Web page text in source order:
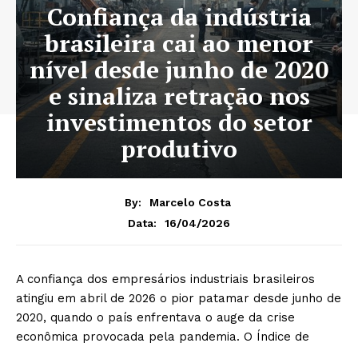
Confiança da indústria
brasileira cai ao menor
nível desde junho de 2020
e sinaliza retração nos
investimentos do setor
produtivo
By:
Marcelo Costa
Data:
16/04/2026
A confiança dos empresários industriais brasileiros
atingiu em abril de 2026 o pior patamar desde junho de
2020, quando o país enfrentava o auge da crise
econômica provocada pela pandemia. O Índice de